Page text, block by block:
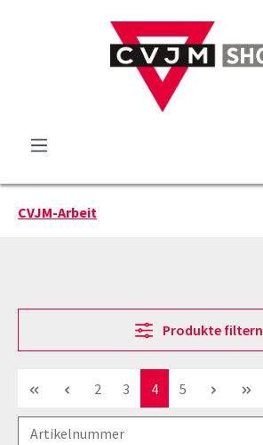
Zum Hauptinhalt springen
CVJM-Arbeit
Produkte filtern
Seite
2 Seite
3 Seite
4 Seite
5